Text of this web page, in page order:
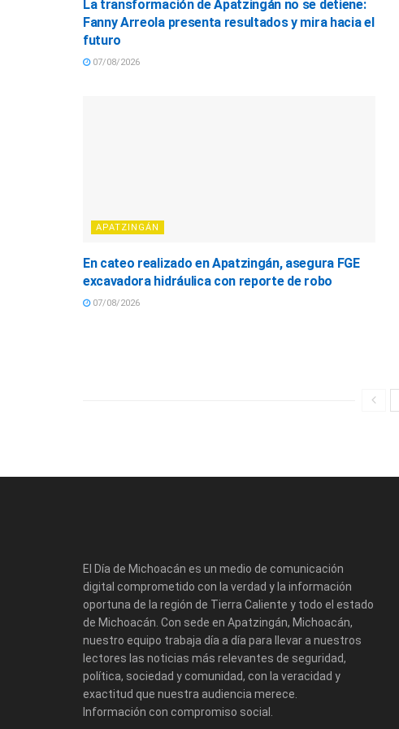
La transformación de Apatzingán no se detiene:
Fanny Arreola presenta resultados y mira hacia el
futuro
07/08/2026
APATZINGÁN
En cateo realizado en Apatzingán, asegura FGE
excavadora hidráulica con reporte de robo
07/08/2026
El Día de Michoacán es un medio de comunicación
digital comprometido con la verdad y la información
oportuna de la región de Tierra Caliente y todo el estado
de Michoacán. Con sede en Apatzingán, Michoacán,
nuestro equipo trabaja día a día para llevar a nuestros
lectores las noticias más relevantes de seguridad,
política, sociedad y comunidad, con la veracidad y
exactitud que nuestra audiencia merece.
Información con compromiso social.